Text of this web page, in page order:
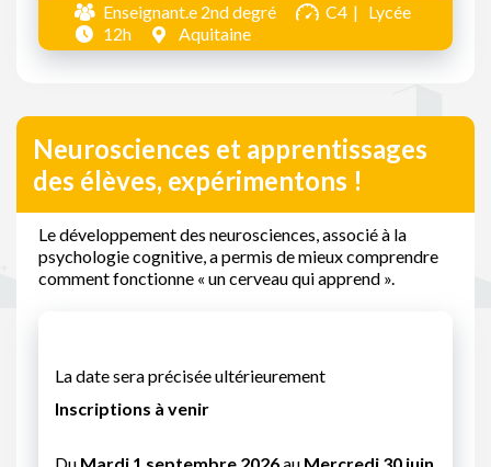
Enseignant.e 2nd degré C4
Lycée
12h
Aquitaine
Neurosciences et apprentissages
des élèves, expérimentons !
Le développement des neurosciences, associé à la
psychologie cognitive, a permis de mieux comprendre
comment fonctionne « un cerveau qui apprend ».
La date sera précisée ultérieurement
Inscriptions à venir